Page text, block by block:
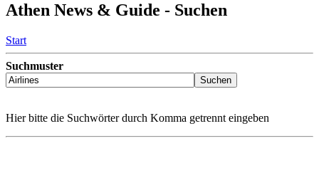
Athen News & Guide - Suchen
Start
Suchmuster
Hier bitte die Suchwörter durch Komma getrennt eingeben